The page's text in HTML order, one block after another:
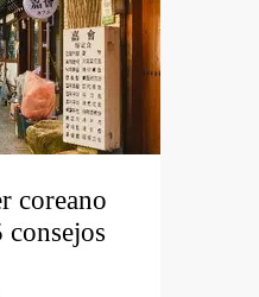
coreano
consejos